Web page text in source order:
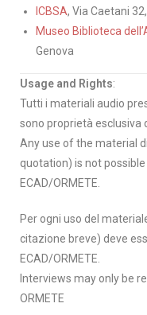
ICBSA, Via Caetani
Museo Biblioteca
Genova
Usage and Rights:
Tutti i materiali audio
sono proprietà esclusiva
Any use of the material
quotation) is not
ECAD/ORMETE.
Per ogni uso del
citazione breve) deve
ECAD/ORMETE.
Interviews may only be
ORMETE